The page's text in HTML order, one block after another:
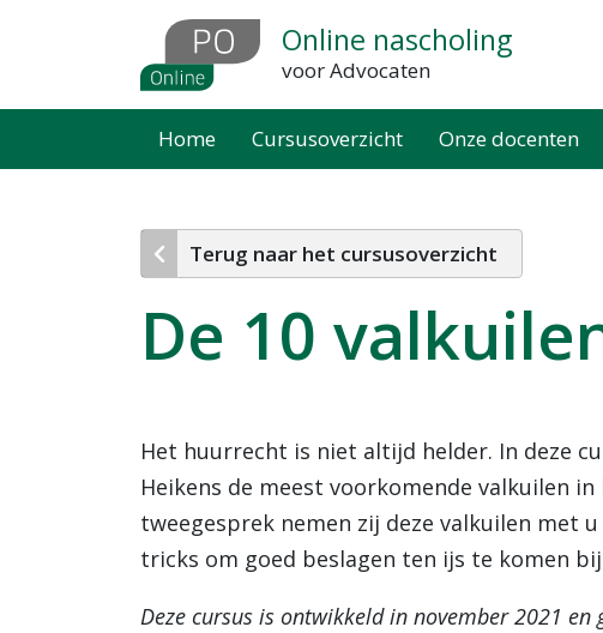
inhoud
Online nascholing
voor Advocaten
Home Cursusoverzicht Onze docenten
Terug naar het cursusoverzicht
De 10
Het huurrecht is niet altijd helder. In deze
Heikens de meest voorkomende valkuilen
tweegesprek nemen zij deze valkuilen met
tricks om goed beslagen ten ijs te komen
Deze cursus is ontwikkeld in november 2021